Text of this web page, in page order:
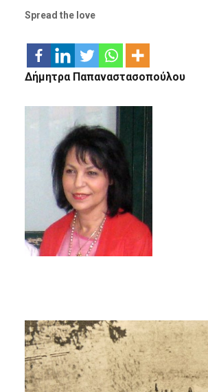
Spread the love
Δήμητρα Παπαναστασοπούλου